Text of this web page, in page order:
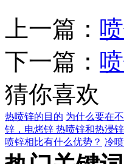
上一篇：
下一篇：
猜你喜欢
热喷锌的目的 为什么要在
锌，电烤锌 热喷锌和热浸
喷锌相比有什么优势？ 冷